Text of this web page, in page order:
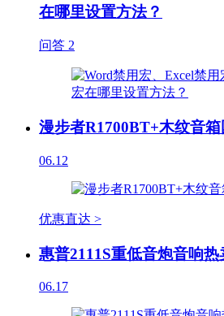
在哪里设置方法？
问答 2
漫步者R1700BT+木纹音
06.12
优惠直达 >
惠普2111S重低音炮音响
06.17